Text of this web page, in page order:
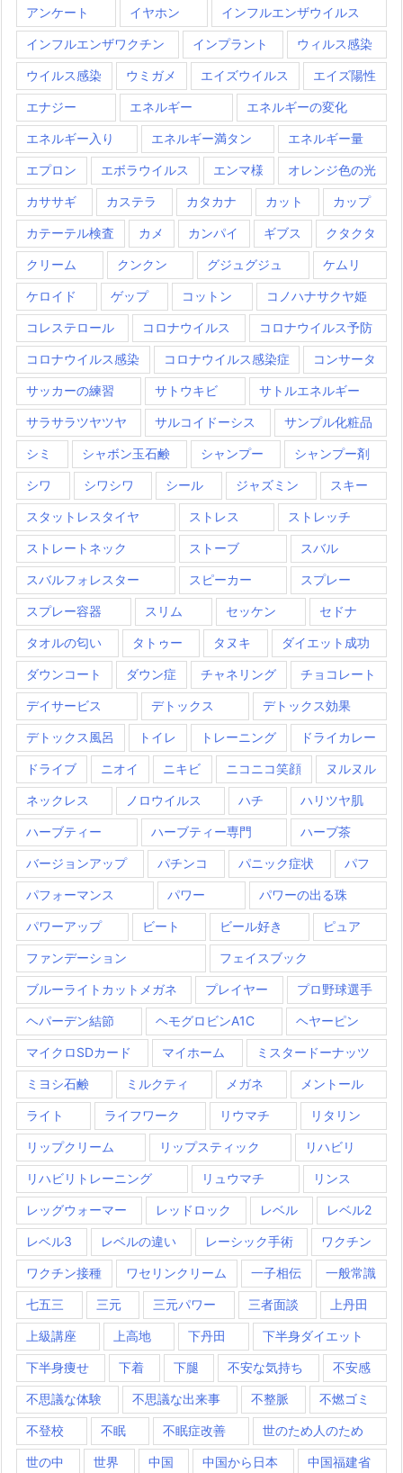
アンケート イヤホン インフルエンザウイルス
インフルエンザワクチン インプラント ウィルス感染
ウイルス感染 ウミガメ エイズウイルス エイズ陽性
エナジー エネルギー エネルギーの変化
エネルギー入り エネルギー満タン エネルギー量
エプロン エボラウイルス エンマ様 オレンジ色の光
カササギ カステラ カタカナ カット カップ
カテーテル検査 カメ カンパイ ギブス クタクタ
クリーム クンクン グジュグジュ ケムリ
ケロイド ゲップ コットン コノハナサクヤ姫
コレステロール コロナウイルス コロナウイルス予防
コロナウイルス感染 コロナウイルス感染症 コンサータ
サッカーの練習 サトウキビ サトルエネルギー
サラサラツヤツヤ サルコイドーシス サンプル化粧品
シミ シャボン玉石鹸 シャンプー シャンプー剤
シワ シワシワ シール ジャズミン スキー
スタットレスタイヤ ストレス ストレッチ
ストレートネック ストーブ スバル
スバルフォレスター スピーカー スプレー
スプレー容器 スリム セッケン セドナ
タオルの匂い タトゥー タヌキ ダイエット成功
ダウンコート ダウン症 チャネリング チョコレート
デイサービス デトックス デトックス効果
デトックス風呂 トイレ トレーニング ドライカレー
ドライブ ニオイ ニキビ ニコニコ笑顔 ヌルヌル
ネックレス ノロウイルス ハチ ハリツヤ肌
ハーブティー ハーブティー専門 ハーブ茶
バージョンアップ パチンコ パニック症状 パフ
パフォーマンス パワー パワーの出る珠
パワーアップ ビート ビール好き ピュア
ファンデーション フェイスブック
ブルーライトカットメガネ プレイヤー プロ野球選手
ヘパーデン結節 ヘモグロビンA1C ヘヤーピン
マイクロSDカード マイホーム ミスタードーナッツ
ミヨシ石鹸 ミルクティ メガネ メントール
ライト ライフワーク リウマチ リタリン
リップクリーム リップスティック リハビリ
リハビリトレーニング リュウマチ リンス
レッグウォーマー レッドロック レベル レベル2
レベル3 レベルの違い レーシック手術 ワクチン
ワクチン接種 ワセリンクリーム 一子相伝 一般常識
七五三 三元 三元パワー 三者面談 上丹田
上級講座 上高地 下丹田 下半身ダイエット
下半身痩せ 下着 下腿 不安な気持ち 不安感
不思議な体験 不思議な出来事 不整脈 不燃ゴミ
不登校 不眠 不眠症改善 世のため人のため
世の中 世界 中国 中国から日本 中国福建省